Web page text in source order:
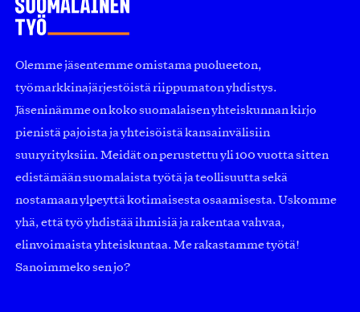
Olemme jäsentemme omistama puolueeton,
työmarkkinajärjestöistä riippumaton yhdistys.
Jäseninämme on koko suomalaisen yhteiskunnan kirjo
pienistä pajoista ja yhteisöistä kansainvälisiin
suuryrityksiin. Meidät on perustettu yli 100 vuotta sitten
edistämään suomalaista työtä ja teollisuutta sekä
nostamaan ylpeyttä kotimaisesta osaamisesta. Uskomme
yhä, että työ yhdistää ihmisiä ja rakentaa vahvaa,
elinvoimaista yhteiskuntaa. Me rakastamme työtä!
Sanoimmeko sen jo?